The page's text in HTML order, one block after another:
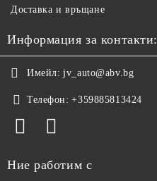
Доставка и връщане
Информация за контакти:
Имейл: jv_auto@abv.bg
Телефон: +359885813424
Ние работим с